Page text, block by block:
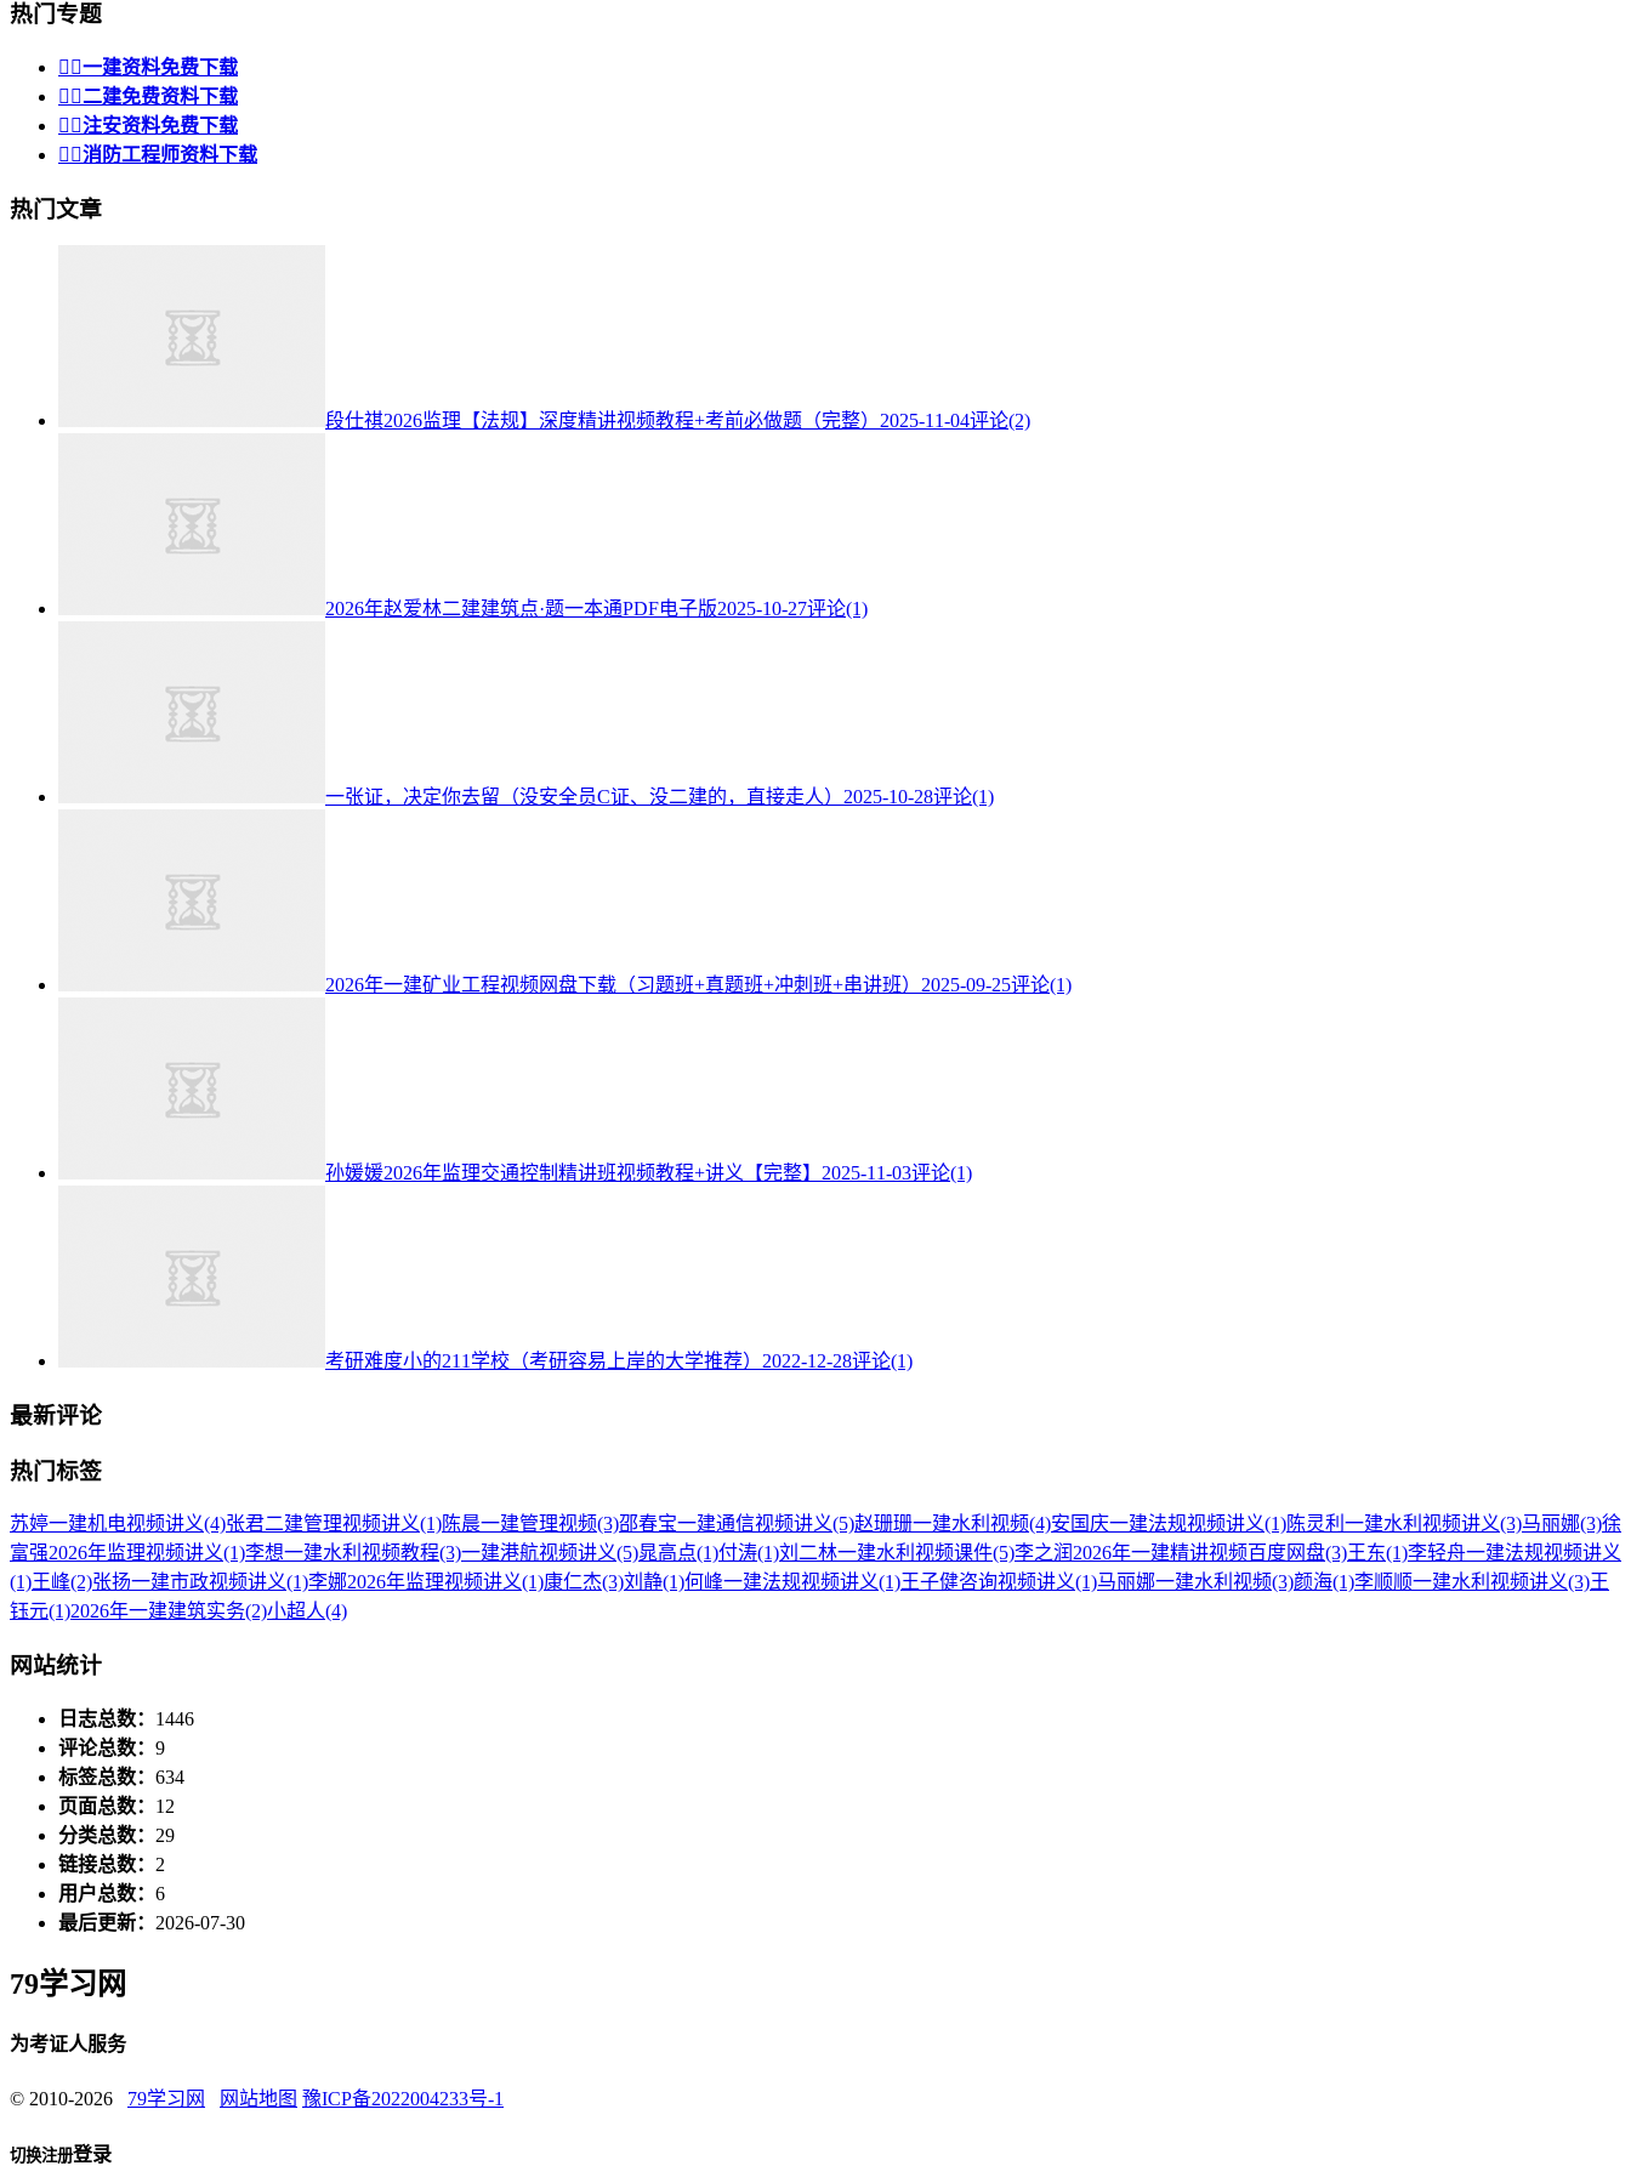
热门专题
 一建资料免费下载
 二建免费资料下载
 注安资料免费下载
 消防工程师资料下载
热门文章
段仕祺2026监理【法规】深度精讲视频教程+考前必做题（完整） 2025-11-04评论(2)
2026年赵爱林二建建筑点·题一本通PDF电子版2025-10-27评论(1)
一张证，决定你去留（没安全员C证、没二建的，直接走人） 2025-10-28评论(1)
2026年一建矿业工程视频网盘下载（习题班+真题班+冲刺班+串讲班） 2025-09-25评论(1)
孙媛媛2026年监理交通控制精讲班视频教程+讲义【完整】 2025-11-03评论(1)
考研难度小的211学校（考研容易上岸的大学推荐） 2022-12-28评论(1)
最新评论
热门标签
苏婷一建机电视频讲义(4)张君二建管理视频讲义(1)陈晨一建管理视频(3)邵春宝一建通信视频讲义(5)赵珊珊一建水利视频(4)安国庆一建法规视频讲义(1)陈灵利一建水利视频讲义(3)马丽娜(3)徐
富强2026年监理视频讲义(1)李想一建水利视频教程(3)一建港航视频讲义(5)晁高点(1)付涛(1)刘二林一建水利视频课件(5)李之润2026年一建精讲视频百度网盘(3)王东(1)李轻舟一建法规视频讲义
(1)王峰(2)张扬一建市政视频讲义(1)李娜2026年监理视频讲义(1)康仁杰(3)刘静(1)何峰一建法规视频讲义(1)王子健咨询视频讲义(1)马丽娜一建水利视频(3)颜海(1)李顺顺一建水利视频讲义(3)王
钰元(1)2026年一建建筑实务(2)小超人(4)
网站统计
日志总数： 1446
评论总数： 9
标签总数： 634
页面总数： 12
分类总数： 29
链接总数： 2
用户总数： 6
最后更新： 2026-07-30
79学习网
为考证人服务
© 2010-2026 79学习网 网站地图 豫ICP备2022004233号-1
切换注册登录